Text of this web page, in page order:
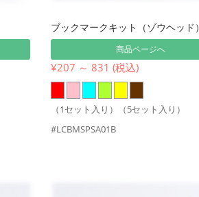
ブックマークキット（ゾウヘッド）
商品ページへ
¥207 ～ 831 (税込)
（1セット入り）（5セット入り）
#LCBMSPSA01B